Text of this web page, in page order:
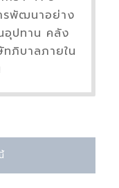
รพัฒนาอย่าง
อุปทาน คลัง
ทภิบาลภายใน